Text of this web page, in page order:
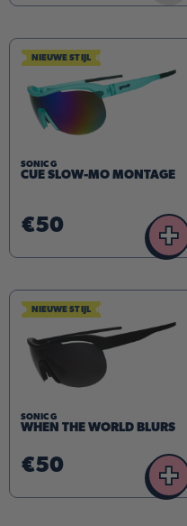
NIEUWE STIJL
SONIC G
CUE SLOW-MO MONTAGE
€50 +
NIEUWE STIJL
SONIC G
WHEN THE WORLD BLURS
€50 +